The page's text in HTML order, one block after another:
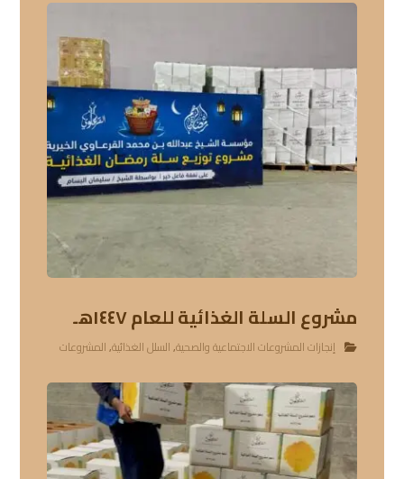
مشروع السلة الغذائية للعام ١٤٤٧هـ
إنجازات المشروعات الاجتماعية والصحية,السلل الغذائية,المشروعات